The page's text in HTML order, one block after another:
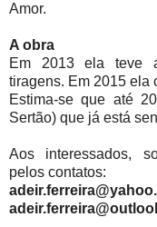
Amor.
A obra
Em 2013 ela teve
tiragens. Em 2015 ela
Estima-se que até
Sertão) que já está
Aos interessados,
pelos contatos: